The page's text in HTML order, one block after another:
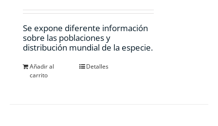
Se expone diferente información
sobre las poblaciones y
distribución mundial de la especie.
Añadir al
carrito
Detalles